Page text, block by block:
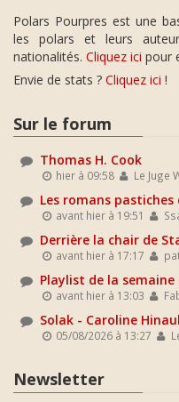
Polars Pourpres est une
les polars et leurs
nationalités. Cliquez ici pour
Envie de stats ? Cliquez ici !
Sur le forum
Thomas H. Cook
hier à 09:58 Le Juge
Les romans pastiches
avant hier à 19:51
Derrière la chair de
avant hier à 17:17
Playlist de la semaine
avant hier à 13:03
Solak - Caroline
05/08/2026 à 13:27
Newsletter